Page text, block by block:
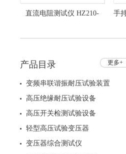
直流电阻测试仪 HZ210- 手
更多+
产品目录
变频串联谐振耐压试验装置
高压绝缘耐压试验设备
高压开关检测试验设备
轻型高压试验变压器
变压器综合测试仪